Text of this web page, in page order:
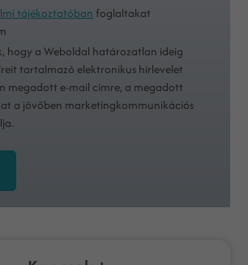
tájékoztatóban foglaltakat
hogy a Weboldal határozatlan ideig
tartalmazó elektronikus hírlevelet
megadott e-mail címre, a megadott
a jövőben marketingkommunikációs